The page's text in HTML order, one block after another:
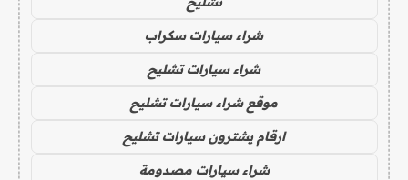
شراء سيارات سكراب
شراء سيارات تشليح
موقع شراء سيارات تشليح
ارقام يشترون سيارات تشليح
شراء سيارات مصدومة